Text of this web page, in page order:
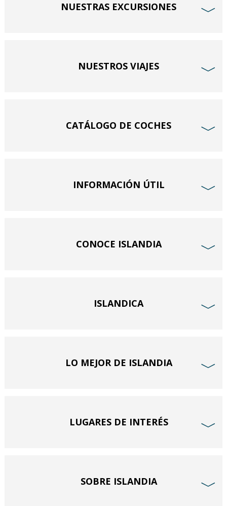
NUESTRAS EXCURSIONES ﹀
NUESTROS VIAJES ﹀
CATÁLOGO DE COCHES ﹀
INFORMACIÓN ÚTIL ﹀
CONOCE ISLANDIA ﹀
ISLANDICA ﹀
LO MEJOR DE ISLANDIA ﹀
LUGARES DE INTERÉS ﹀
SOBRE ISLANDIA ﹀